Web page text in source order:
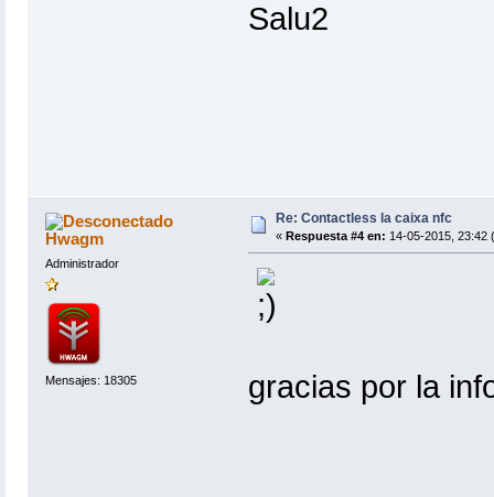
Salu2
Hwagm
Administrador
Mensajes: 18305
Re: Contactless la caixa nfc
« Respuesta #4 en: 14-05-2015, 23:42
gracias por la